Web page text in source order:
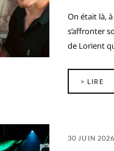
On était là,
s’affronter
de Lorient
> LIRE
30 JUIN 2026